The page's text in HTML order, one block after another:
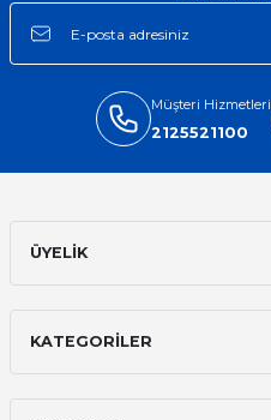
Müşteri Hizmetleri
2125521100
ÜYELİK
KATEGORİLER